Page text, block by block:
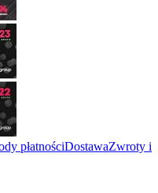
płatnościDostawaZwroty i